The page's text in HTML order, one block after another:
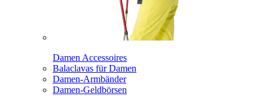
Damen Accessoires
Balaclavas für Damen
Damen-Armbänder
Damen-Geldbörsen